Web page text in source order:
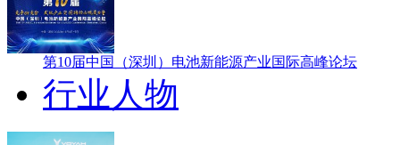
第10届中国（深圳）电池新能源产业国际高峰论坛
行业人物